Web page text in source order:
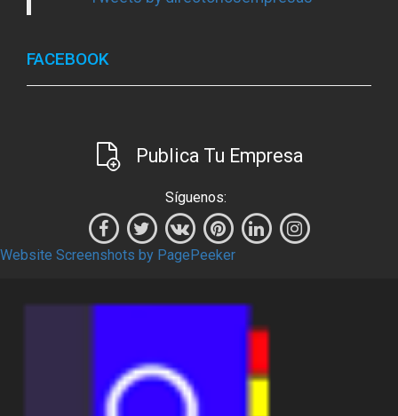
FACEBOOK
Publica Tu Empresa
Síguenos:
Website Screenshots by PagePeeker